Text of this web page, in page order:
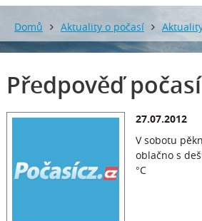
Domů Aktuality o počasí
počasí na víkend
Předpověď
27.07.2012
V sobotu
oblačno s
°C